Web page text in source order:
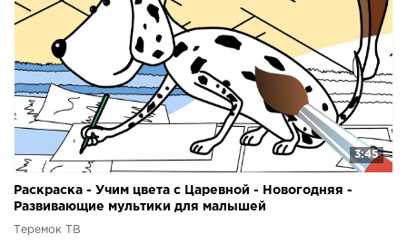
3:45
Раскраска - Учим цвета с Царевной - Новогодняя -
Развивающие мультики для малышей
Теремок ТВ